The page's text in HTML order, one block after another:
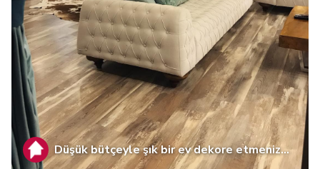
Düşük bütçeyle şık bir ev dekore etmeniz...